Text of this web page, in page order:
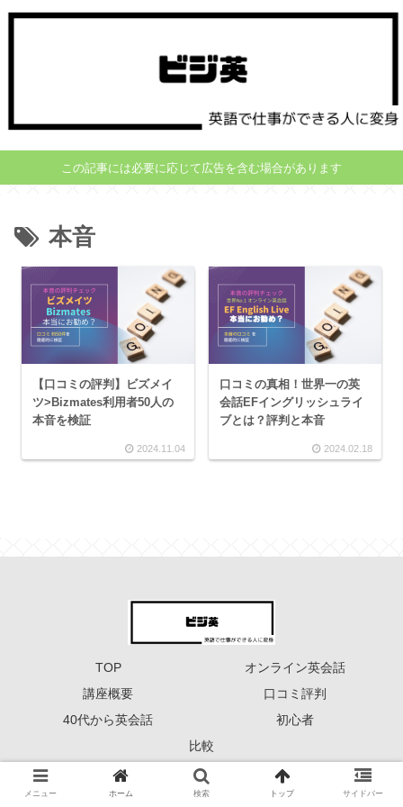
この記事には必要に応じて広告を含む場合があります
本音
【口コミの評判】ビズメイ
ツ>Bizmates利用者50人の
本音を検証
2024.11.04
口コミの真相！世界一の英
会話EFイングリッシュライ
ブとは？評判と本音
2024.02.18
TOP
オンライン英会話
講座概要
口コミ評判
40代から英会話
初心者
比較
Copyright © 2023 ーーー ビジ英 ーーー All Rights Reserved.
メニュー ホーム 検索 トップ サイドバー